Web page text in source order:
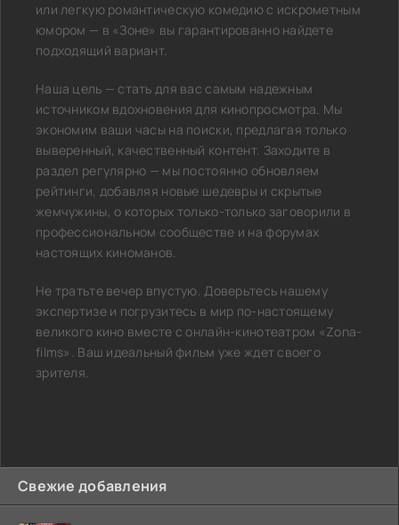
Свежие добавления
или легкую романтическую комедию с искрометным
юмором — в «Зоне» вы гарантированно найдете
подходящий вариант.
Наша цель — стать для вас самым надежным
источником вдохновения для кинопросмотра. Мы
экономим ваши часы на поиски, предлагая только
выверенный, качественный контент. Заходите в
раздел регулярно — мы постоянно обновляем
рейтинги, добавляя новые шедевры и скрытые
жемчужины, о которых только-только заговорили в
профессиональном сообществе и на форумах
настоящих киноманов.
Не тратьте вечер впустую. Доверьтесь нашему
экспертизе и погрузитесь в мир по-настоящему
великого кино вместе с онлайн-кинотеатром «Zona-
films». Ваш идеальный фильм уже ждет своего
зрителя.